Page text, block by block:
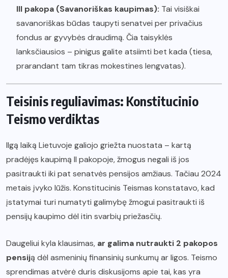
III pakopa (Savanoriškas kaupimas): Tai visiškai
savanoriškas būdas taupyti senatvei per privačius
fondus ar gyvybės draudimą. Čia taisyklės
lanksčiausios – pinigus galite atsiimti bet kada (tiesa,
prarandant tam tikras mokestines lengvatas).
Teisinis reguliavimas: Konstitucinio
Teismo verdiktas
Ilgą laiką Lietuvoje galiojo griežta nuostata – kartą
pradėjęs kaupimą II pakopoje, žmogus negali iš jos
pasitraukti iki pat senatvės pensijos amžiaus. Tačiau 2024
metais įvyko lūžis. Konstitucinis Teismas konstatavo, kad
įstatymai turi numatyti galimybę žmogui pasitraukti iš
pensijų kaupimo dėl itin svarbių priežasčių.
Daugeliui kyla klausimas, ar galima nutraukti 2 pakopos
pensiją dėl asmeninių finansinių sunkumų ar ligos. Teismo
sprendimas atvėrė duris diskusijoms apie tai, kas yra